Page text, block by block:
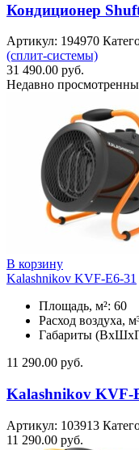
Кондиционер
Артикул: 194970
(сплит-системы)
31 490.00 руб.
Недавно
В корзину
Kalashnikov KVF-E6-31
Площадь, м²: 60
Расход воздуха,
Габариты
11 290.00 руб.
Kalashnikov KVF-
Артикул: 103913
11 290.00 руб.